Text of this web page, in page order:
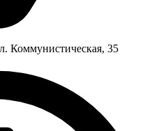
Коммунистическая, 35